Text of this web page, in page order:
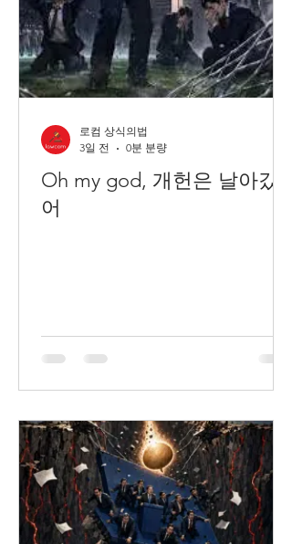
Oh my god, 개헌은 날아갔
어
로컴 상식의법
3일 전
0분 분량